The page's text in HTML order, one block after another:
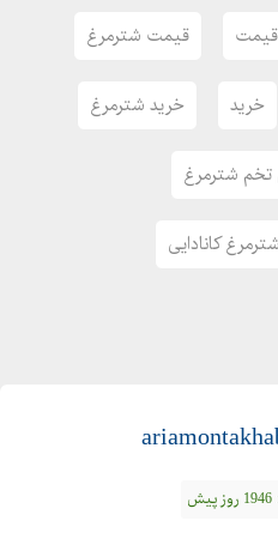
قیمت قیمت شترمرغ
خرید خرید شترمرغ
شترمرغ
کانادایی
1946 روز پیش